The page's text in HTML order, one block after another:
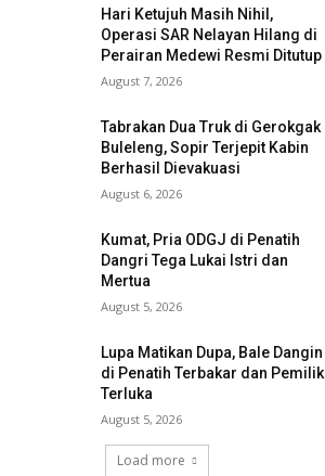
Hari Ketujuh Masih Nihil,
Operasi SAR Nelayan Hilang di
Perairan Medewi Resmi Ditutup
August 7, 2026
Tabrakan Dua Truk di Gerokgak
Buleleng, Sopir Terjepit Kabin
Berhasil Dievakuasi
August 6, 2026
Kumat, Pria ODGJ di Penatih
Dangri Tega Lukai Istri dan
Mertua
August 5, 2026
Lupa Matikan Dupa, Bale Dangin
di Penatih Terbakar dan Pemilik
Terluka
August 5, 2026
Load more